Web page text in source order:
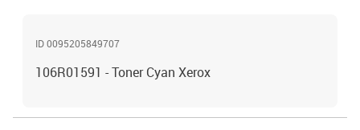
ID 0095205849707
106R01591 - Toner Cyan Xerox